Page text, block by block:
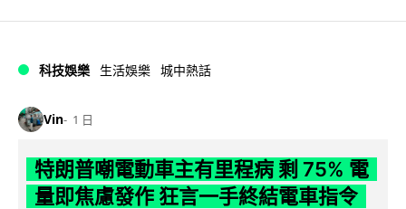
科技娛樂 生活娛樂 城中熱話
Vin 1 日
特朗普嘲電動車主有里程病 剩 75% 電
量即焦慮發作 狂言一手終結電車指令